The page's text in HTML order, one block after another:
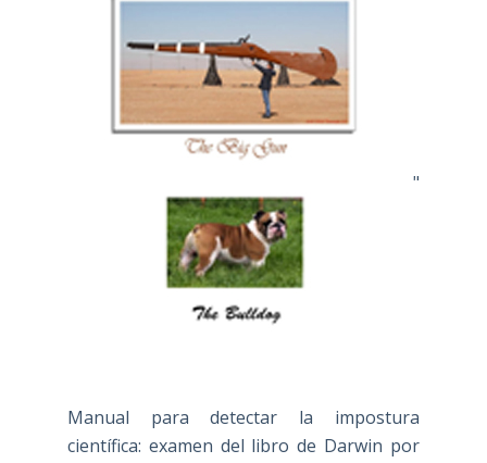
"
Manual para detectar la impostura
científica: examen del libro de Darwin por